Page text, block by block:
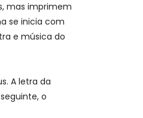
mas imprimem
se inicia com
e música do
A letra da
o